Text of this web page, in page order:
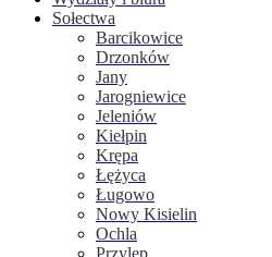
Sołectwa
Barcikowice
Drzonków
Jany
Jarogniewice
Jeleniów
Kiełpin
Krępa
Łężyca
Ługowo
Nowy Kisielin
Ochla
Przylep